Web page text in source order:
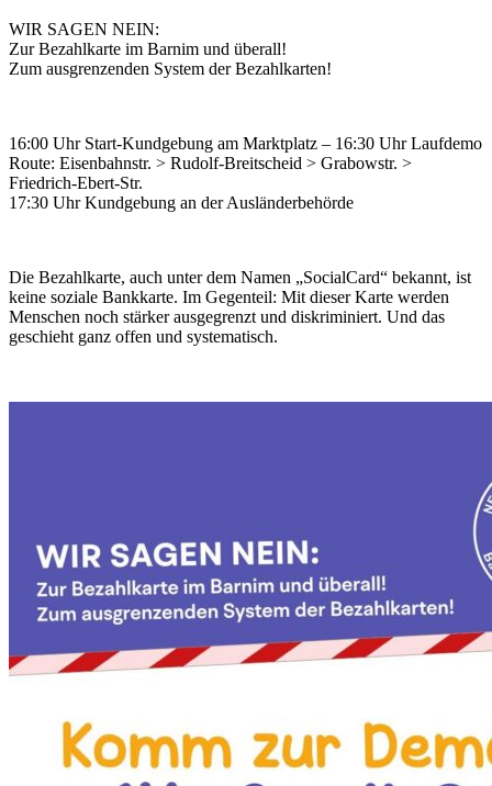
WIR SAGEN NEIN:
Zur Bezahlkarte im Barnim und überall!
Zum ausgrenzenden System der Bezahlkarten!
16:00 Uhr Start-Kundgebung am Marktplatz – 16:30 Uhr Laufdemo
Route: Eisenbahnstr. > Rudolf-Breitscheid > Grabowstr. >
Friedrich-Ebert-Str.
17:30 Uhr Kundgebung an der Ausländerbehörde
Die Bezahlkarte, auch unter dem Namen „SocialCard“ bekannt, ist
keine soziale Bankkarte. Im Gegenteil: Mit dieser Karte werden
Menschen noch stärker ausgegrenzt und diskriminiert. Und das
geschieht ganz offen und systematisch.